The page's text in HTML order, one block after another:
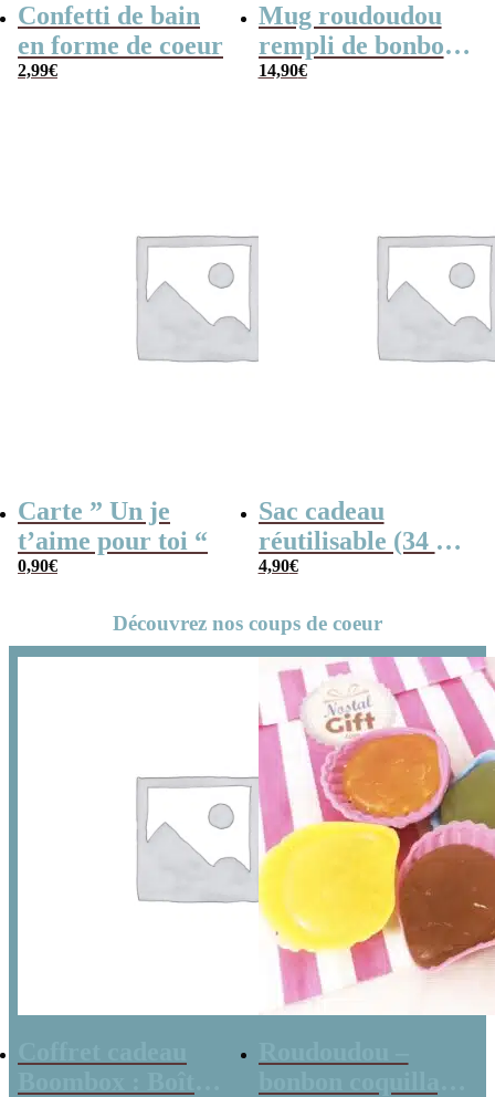
Confetti de bain
en forme de coeur
2,99€
Mug roudoudou
rempli de bonbons
rétro
14,90€
Carte ” Un je
t’aime pour toi “
0,90€
Sac cadeau
réutilisable (34 x
42 cm) et sa carte
pour toi
4,90€
Découvrez nos coups de coeur